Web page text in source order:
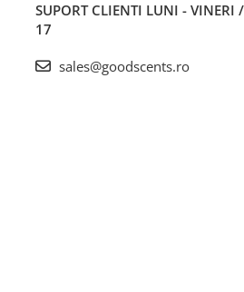
SUPORT CLIENTI LUNI - VINERI
17
sales@goodscents.ro